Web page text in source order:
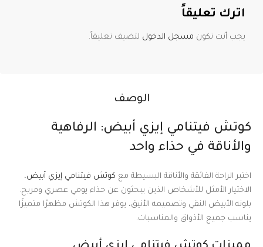
الوصف
كوتش فيتنامي إيزي أبيض: الرفاهية
والأناقة في حذاء واحد
اختبر الراحة الفائقة والأناقة البسيطة مع كوتش فيتنامي إيزي أبيض،
الاختيار الأمثل للأشخاص الذين يبحثون عن حذاء يومي عصري ومريح.
بلونه الأبيض النقي وتصميمه الأنيق، يوفر هذا الكوتش مظهرًا متميزًا
يناسب جميع الأذواق والمناسبات.
اترك تعليقاً
يجب أنت تكون مسجل الدخول لتضيف تعليقاً.